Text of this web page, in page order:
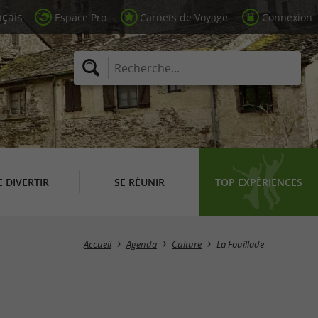
Espace Pro Carnets de Voyage Connexion
DIVERTIR SE RÉUNIR TOP EXPÉRIENCES
Masquer la carte
Accueil Agenda Culture La Fouillade